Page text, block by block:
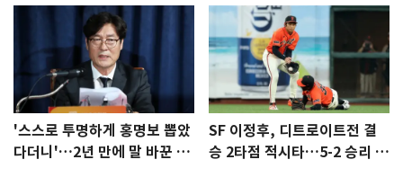
'스스로 투명하게 홍명보 뽑았
다더니'…2년 만에 말 바꾼 이
SF 이정후, 디트로이트전 결
승 2타점 적시타…5-2 승리 견